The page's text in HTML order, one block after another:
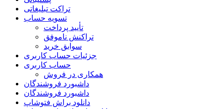
تراکت تبلیغاتی
تسویه حساب
تأیید پرداخت
تراکنش ناموفق
سوابق خرید
جزئیات حساب کاربری
حساب کاربری
همکاری در فروش
داشبورد فروشندگان
داشبورد فروشندگان
دانلود براش فتوشاپ